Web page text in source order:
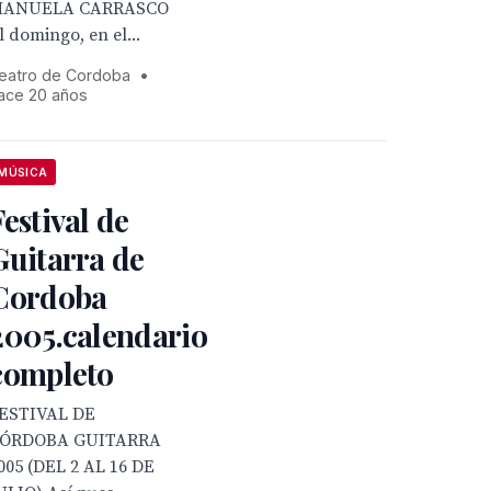
CARRASCO
domingo, en el...
de Cordoba
•
20 años
de
de
DE
GUITARRA
(DEL 2 AL 16 DE